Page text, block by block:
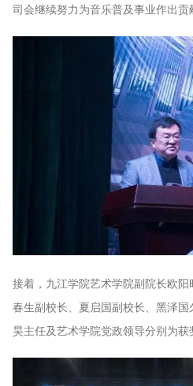
司会继续努力为音乐普及事业作出贡
接着，九江学院艺术学院副院长欧
春生副校长、夏启国副校长、黑泽
昊主任及艺术学院党政领导分别为获